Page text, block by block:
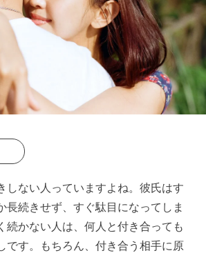
しない人っていますよね。彼氏はす
長続きせず、すぐ駄目になってしま
続かない人は、何人と付き合っても
です。もちろん、付き合う相手に原